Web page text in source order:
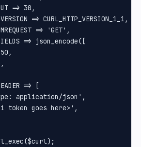
=> 30,
=> CURL_HTTP_VERSION_1_1,
=> 'GET',
=> json_encode([
=> [
application/json',
token goes here>',